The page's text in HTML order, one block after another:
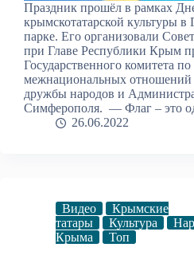
Праздник прошёл в рамках
крымскотатарской культуры в
парке. Его организовали
при Главе Республики Крым
Государственного комитета
межнациональных
дружбы народов и
Симферополя. — Флаг – это
26.06.2022
Видео
Крымские
татары
Культура
Крыма
Топ